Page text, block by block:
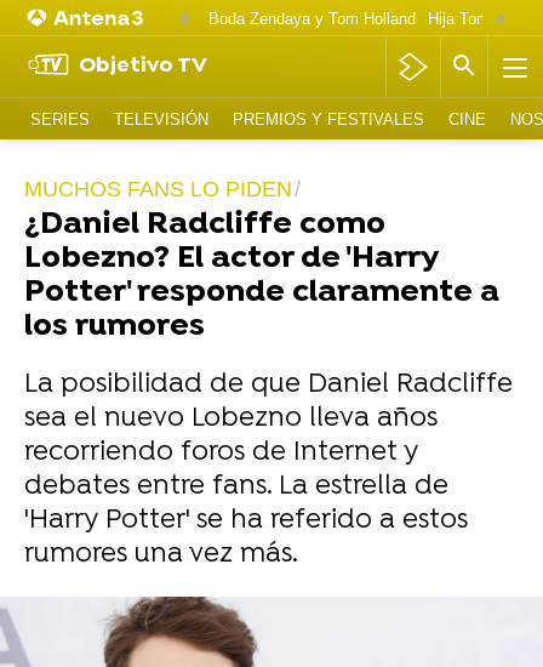
Boda Zendaya y Tom Holland Hija Tom
Objetivo TV
SERIES TELEVISIÓN PREMIOS Y FESTIVALES CINE
MUCHOS FANS LO PIDEN
¿Daniel Radcliffe como
Lobezno? El actor de 'Harry
Potter' responde claramente a
los rumores
La posibilidad de que Daniel Radcliffe
sea el nuevo Lobezno lleva años
recorriendo foros de Internet y
debates entre fans. La estrella de
'Harry Potter' se ha referido a estos
rumores una vez más.